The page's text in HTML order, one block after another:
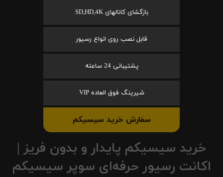
بازگشای کانالهای SD,HD,4K
قابل نصب روی انواع رسیور
پشتیبانی 24 ساعته
شیرینگ فوق العاده VIP
سفارش خرید سیسیکم
خرید سیسیکم پایدار و بدون فریز |
اکانت رسیور حرفه‌ای سوپر سیسیکم